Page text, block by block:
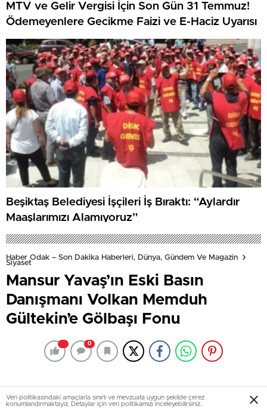
MTV ve Gelir Vergisi İçin Son Gün 31 Temmuz!
Ödemeyenlere Gecikme Faizi ve E-Haciz Uyarısı
Beşiktaş Belediyesi İşçileri İş Bıraktı: “Aylardır
Maaşlarımızı Alamıyoruz”
Haber Odak – Son Dakika Haberleri, Dünya, Gündem Ve Magazin
Siyaset
Mansur Yavaş’ın Eski Basın
Danışmanı Volkan Memduh
Gültekin’e Gölbaşı Fonu
0
Veri politikasındaki amaçlarla sınırlı ve mevzuata uygun şekilde çerez
konumlandırmaktayız. Detaylar için veri politikamızı inceleyebilirsiniz.